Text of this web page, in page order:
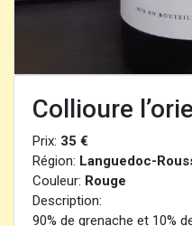
Collioure
Prix: 35 €
Région: Languedoc-
Couleur: Rouge
Description:
90% de grenache et 10%